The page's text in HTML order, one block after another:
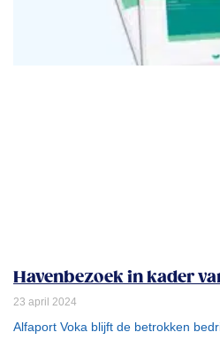
Havenbezoek in kader
23 april 2024
Alfaport Voka blijft de betrokken